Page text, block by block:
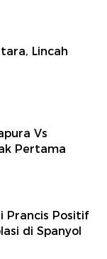
Lincah
Vs
Pertama
Prancis Positif
di Spanyol